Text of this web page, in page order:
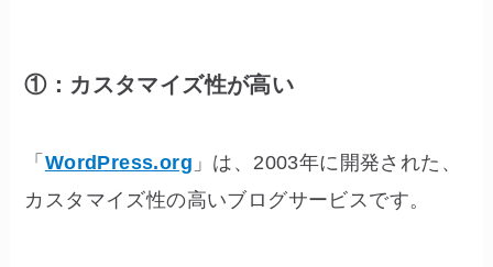
①：カスタマイズ性が高い
「 WordPress.org 」は、2003年に開発された、
カスタマイズ性の高いブログサービスです。